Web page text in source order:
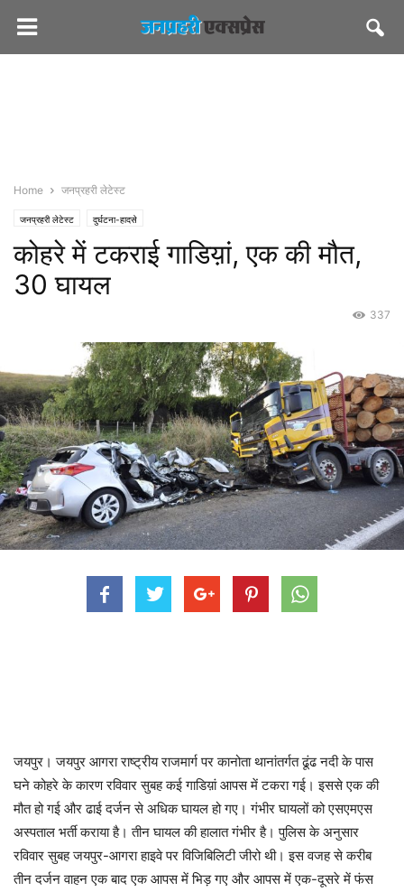
Home जनप्रहरी लेटेस्ट
जनप्रहरी लेटेस्ट दुर्घटना-हादसे
कोहरे में टकराई गाडिय़ां, एक की मौत,
30 घायल
337
जयपुर। जयपुर आगरा राष्ट्रीय राजमार्ग पर कानोता थानांतर्गत ढूंढ नदी के पास
घने कोहरे के कारण रविवार सुबह कई गाडिय़ां आपस में टकरा गई। इससे एक की
मौत हो गई और ढाई दर्जन से अधिक घायल हो गए। गंभीर घायलों को एसएमएस
अस्पताल भर्ती कराया है। तीन घायल की हालात गंभीर है। पुलिस के अनुसार
रविवार सुबह जयपुर-आगरा हाइवे पर विजिबिलिटी जीरो थी। इस वजह से करीब
तीन दर्जन वाहन एक बाद एक आपस में भिड़ गए और आपस में एक-दूसरे में फंस